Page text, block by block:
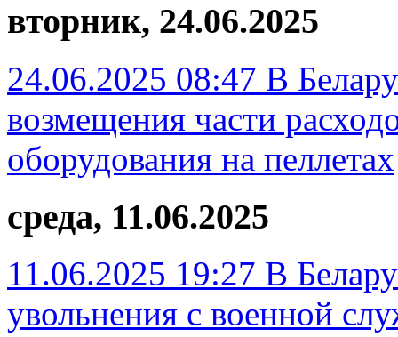
вторник, 24.06.2025
24.06.2025 08:47 В
возмещения части
оборудования на пеллетах
среда, 11.06.2025
11.06.2025 19:27 В
увольнения с военной